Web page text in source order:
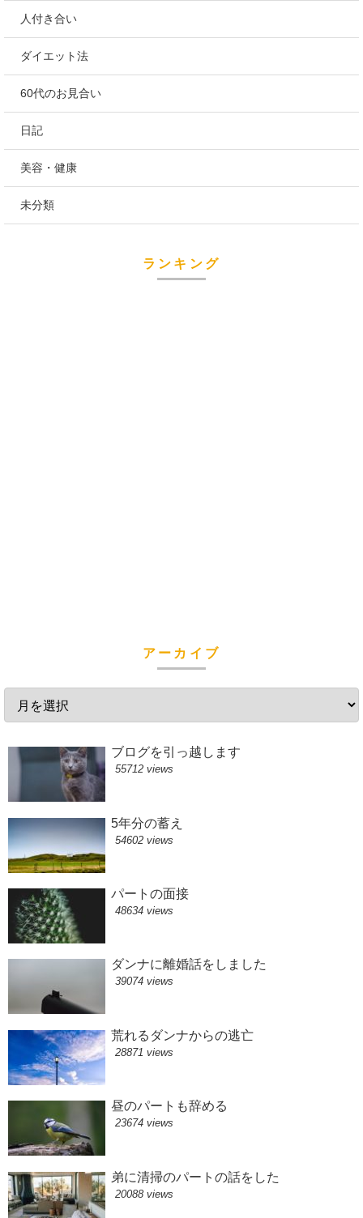
人付き合い
ダイエット法
60代のお見合い
日記
美容・健康
未分類
ランキング
アーカイブ
ブログを引っ越します
55712 views
5年分の蓄え
54602 views
パートの面接
48634 views
ダンナに離婚話をしました
39074 views
荒れるダンナからの逃亡
28871 views
昼のパートも辞める
23674 views
弟に清掃のパートの話をした
20088 views